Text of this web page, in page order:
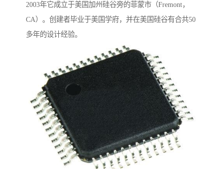
2003年它成立于美国加州硅谷旁的菲蒙市（Fremont，
CA）。创建者毕业于美国学府，并在美国硅谷有合共50
多年的设计经验。